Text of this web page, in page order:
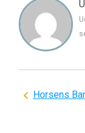
Horsens